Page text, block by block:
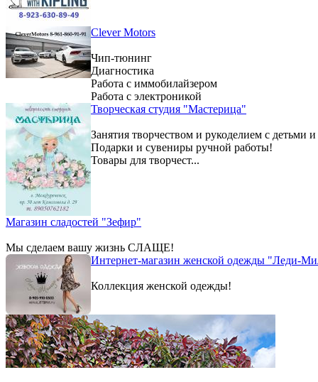
Clever Motors
Чип-тюнинг
Диагностика
Работа с иммобилайзером
Работа с электроникой
Творческая студия "Мастерица"
Занятия творчеством и рукоделием с детьми
Подарки и сувениры ручной работы!
Товары для творчест...
Магазин сладостей "Зефир"
Мы сделаем вашу жизнь СЛАЩЕ!
Интернет-магазин женской одежды "Леди-
Коллекция женской одежды!